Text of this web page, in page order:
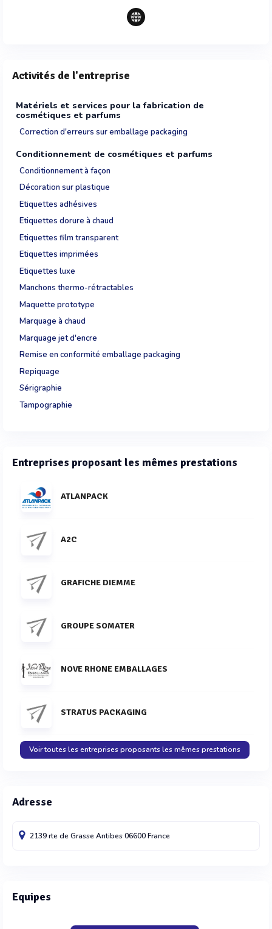
Activités de l'entreprise
Matériels et services pour la fabrication de
cosmétiques et parfums
Correction d'erreurs sur emballage packaging
Conditionnement de cosmétiques et parfums
Conditionnement à façon
Décoration sur plastique
Etiquettes adhésives
Etiquettes dorure à chaud
Etiquettes film transparent
Etiquettes imprimées
Etiquettes luxe
Manchons thermo-rétractables
Maquette prototype
Marquage à chaud
Marquage jet d'encre
Remise en conformité emballage packaging
Repiquage
Sérigraphie
Tampographie
Entreprises proposant les mêmes prestations
ATLANPACK
A2C
GRAFICHE DIEMME
GROUPE SOMATER
NOVE RHONE EMBALLAGES
STRATUS PACKAGING
Voir toutes les entreprises proposants les mêmes prestations
Adresse
2139 rte de Grasse Antibes06600France
Equipes